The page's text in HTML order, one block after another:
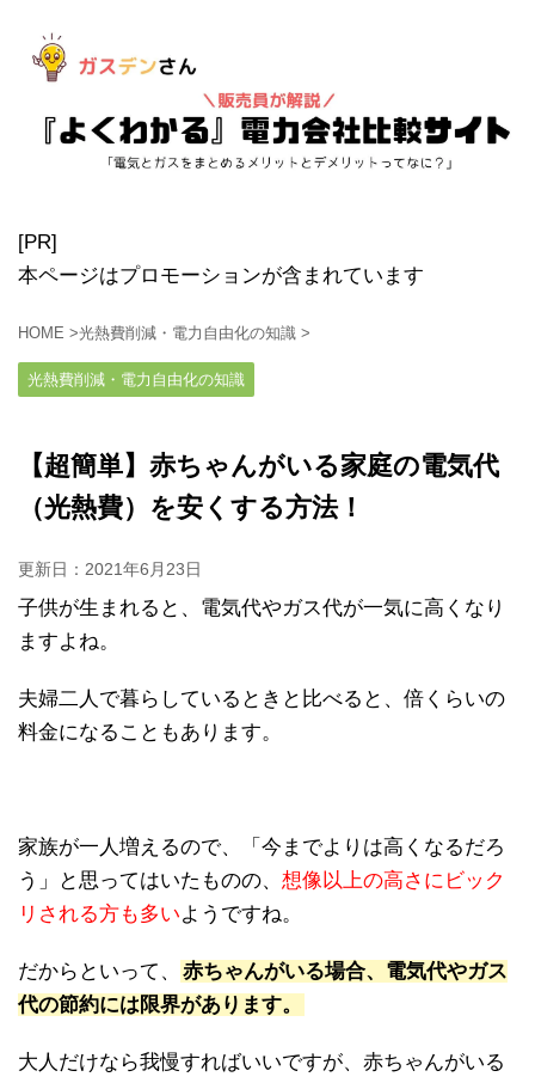
[PR]
本ページはプロモーションが含まれています
HOME >光熱費削減・電力自由化の知識 >
光熱費削減・電力自由化の知識
【超簡単】赤ちゃんがいる家庭の電気代
（光熱費）を安くする方法！
更新日： 2021年6月23日
子供が生まれると、電気代やガス代が一気に高くなり
ますよね。
夫婦二人で暮らしているときと比べると、倍くらいの
料金になることもあります。
家族が一人増えるので、「今までよりは高くなるだろ
う」と思ってはいたものの、 想像以上の高さにビック
リされる方も多いようですね。
だからといって、
赤ちゃんがいる場合、電気代やガス
代の節約には限界があります。
大人だけなら我慢すればいいですが、赤ちゃんがいる